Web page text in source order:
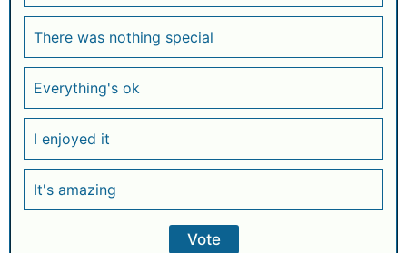
There was nothing special
Everything's ok
I enjoyed it
It's amazing